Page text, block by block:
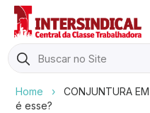
Search
for:
Home ›
CONJUNTURA
é esse?